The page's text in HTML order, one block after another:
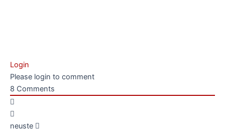
Login
Please login to comment
8 Comments
neuste